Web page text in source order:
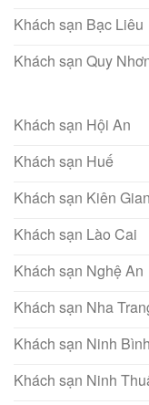
Khách sạn Bạc Liêu
Khách sạn Quy
Khách sạn Hội An
Khách sạn Huế
Khách sạn Kiên
Khách sạn Lào Cai
Khách sạn Nghệ An
Khách sạn Nha
Khách sạn Ninh Bình
Khách sạn Ninh